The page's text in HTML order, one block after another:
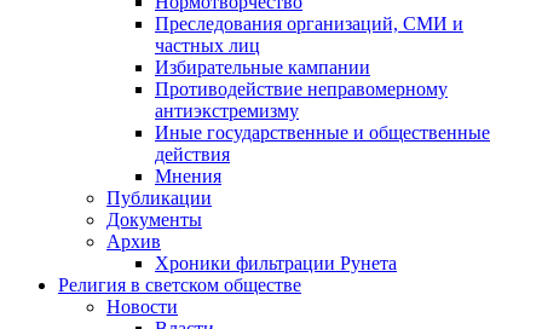
Преследования организаций, СМИ и
частных лиц
Избирательные кампании
Противодействие неправомерному
антиэкстремизму
Иные государственные и общественные
действия
Мнения
Публикации
Документы
Архив
Хроники фильтрации Рунета
Религия в светском обществе
Новости